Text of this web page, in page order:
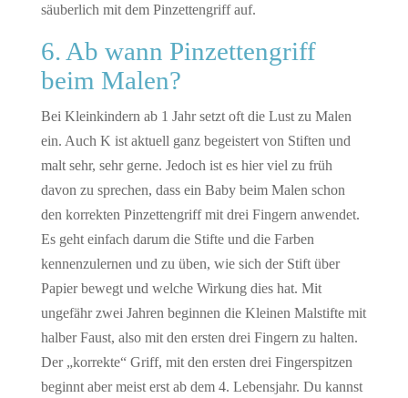
säuberlich mit dem Pinzettengriff auf.
6. Ab wann Pinzettengriff
beim Malen?
Bei Kleinkindern ab 1 Jahr setzt oft die Lust zu Malen
ein. Auch K ist aktuell ganz begeistert von Stiften und
malt sehr, sehr gerne. Jedoch ist es hier viel zu früh
davon zu sprechen, dass ein Baby beim Malen schon
den korrekten Pinzettengriff mit drei Fingern anwendet.
Es geht einfach darum die Stifte und die Farben
kennenzulernen und zu üben, wie sich der Stift über
Papier bewegt und welche Wirkung dies hat. Mit
ungefähr zwei Jahren beginnen die Kleinen Malstifte mit
halber Faust, also mit den ersten drei Fingern zu halten.
Der „korrekte“ Griff, mit den ersten drei Fingerspitzen
beginnt aber meist erst ab dem 4. Lebensjahr. Du kannst